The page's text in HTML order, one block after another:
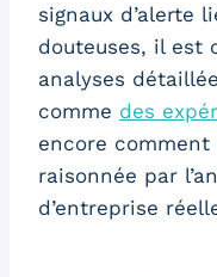
signaux d’alerte
douteuses, il est
analyses
comme des
encore comment
raisonnée par
d’entreprise